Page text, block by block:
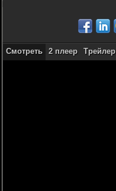
Смотреть 2 плеер Трейлер